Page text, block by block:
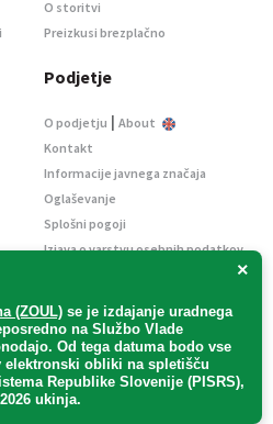
×
(ZOUL) se je izdajanje uradnega
na Službo Vlade
. Od tega datuma bodo vse
obliki na spletišču
Republike Slovenije (PISRS),
ukinja.
O storitvi
Preizkusi brezplačno
Podjetje
O podjetju | About
Kontakt
Informacije javnega značaja
Oglaševanje
Splošni pogoji
Izjava o varstvu osebnih podatkov
pridržane.